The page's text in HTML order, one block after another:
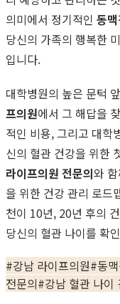
의미에서 정기적인 동
당신의 가족의 행복한
입니다.
대학병원의 높은 문턱
프의원에서 그 해답을
적인 비용, 그리고 대학
신의 혈관 건강을 위한
라이프의원 전문의와
을 위한 건강 관리 로드
천이 10년, 20년 후의
당신의 혈관 나이를 확
#강남 라이프의원#동
전문의#강남 혈관 나이